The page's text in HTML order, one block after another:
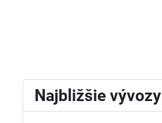
Najbližšie vývozy